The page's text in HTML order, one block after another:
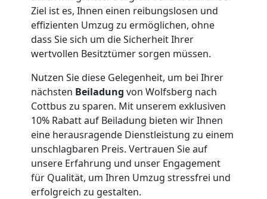
Ziel ist es, Ihnen einen reibungslosen und
effizienten Umzug zu ermöglichen, ohne
dass Sie sich um die Sicherheit Ihrer
wertvollen Besitztümer sorgen müssen.
Nutzen Sie diese Gelegenheit, um bei Ihrer
nächsten Beiladung von Wolfsberg nach
Cottbus zu sparen. Mit unserem exklusiven
10% Rabatt auf Beiladung bieten wir Ihnen
eine herausragende Dienstleistung zu einem
unschlagbaren Preis. Vertrauen Sie auf
unsere Erfahrung und unser Engagement
für Qualität, um Ihren Umzug stressfrei und
erfolgreich zu gestalten.
Qualitäts-
Umzüge
Wolfsberg
Vereinsumzug
Wolfsberg